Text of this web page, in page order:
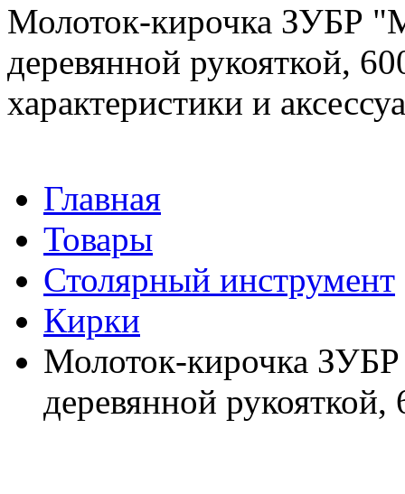
Молоток-кирочка ЗУБР
деревянной рукояткой,
характеристики и
Главная
Товары
Столярный инструмент
Кирки
Молоток-кирочка
деревянной рукояткой,